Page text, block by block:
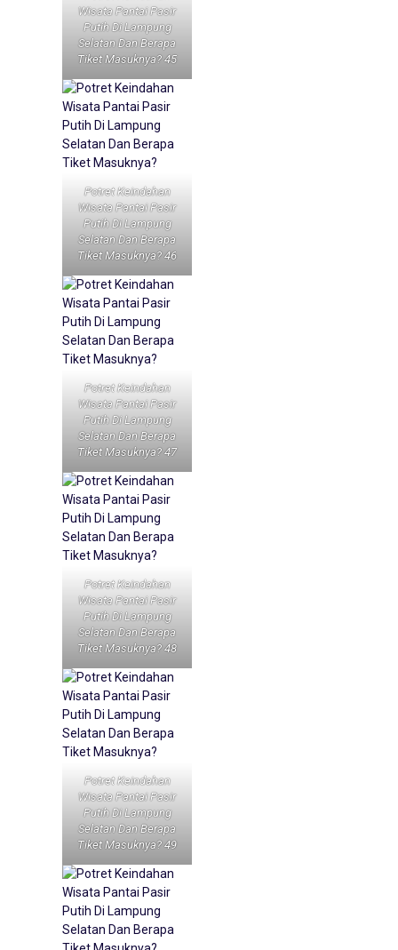
Wisata Pantai Pasir
Putih Di Lampung
Selatan Dan Berapa
Tiket Masuknya? 45
Potret Keindahan
Wisata Pantai Pasir
Putih Di Lampung
Selatan Dan Berapa
Tiket Masuknya? 46
Potret Keindahan
Wisata Pantai Pasir
Putih Di Lampung
Selatan Dan Berapa
Tiket Masuknya? 47
Potret Keindahan
Wisata Pantai Pasir
Putih Di Lampung
Selatan Dan Berapa
Tiket Masuknya? 48
Potret Keindahan
Wisata Pantai Pasir
Putih Di Lampung
Selatan Dan Berapa
Tiket Masuknya? 49